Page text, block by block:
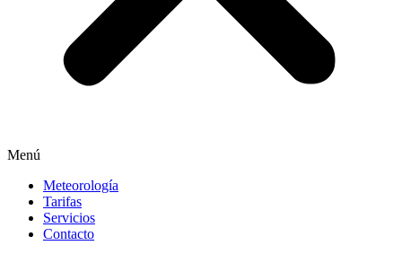
Menú
Meteorología
Tarifas
Servicios
Contacto